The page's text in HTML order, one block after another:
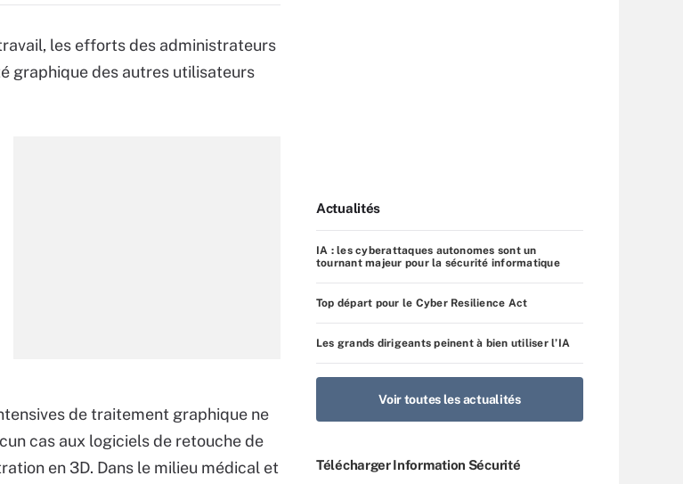
les efforts des administrateurs
graphique des autres utilisateurs
de traitement graphique ne
cas aux logiciels de retouche de
en 3D. Dans le milieu médical et
Actualités
IA : les cyberattaques autonomes sont un
tournant majeur pour la sécurité informatique
Top départ pour le Cyber Resilience Act
Les grands dirigeants peinent à bien utiliser l’IA
Voir toutes les actualités
Télécharger Information Sécurité